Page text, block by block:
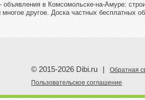
объявления в Комсомольске-на-Амуре:
другое. Доска частных бесплатных
© 2015-2026 Dibi.ru
Обратная
Пoльзовательское соглашение